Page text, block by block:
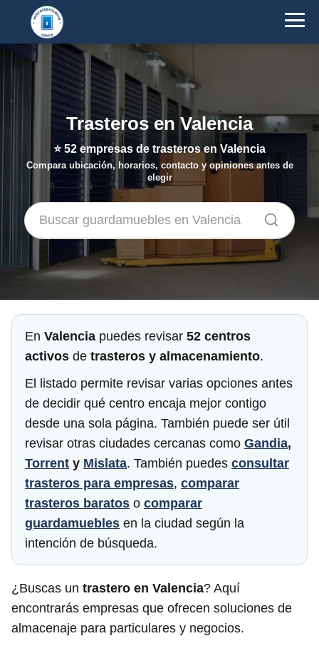
Trasteros en Valencia
⭐52 empresas de trasteros en Valencia
Compara ubicación, horarios, contacto y opiniones antes de
elegir
En Valencia puedes revisar 52 centros
activos de trasteros y almacenamiento.
El listado permite revisar varias opciones antes
de decidir qué centro encaja mejor contigo
desde una sola página. También puede ser útil
revisar otras ciudades cercanas como Gandia,
Torrent y Mislata. También puedes consultar
trasteros para empresas, comparar
trasteros baratos o comparar
guardamuebles en la ciudad según la
intención de búsqueda.
¿Buscas un trastero en Valencia? Aquí
encontrarás empresas que ofrecen soluciones de
almacenaje para particulares y negocios.